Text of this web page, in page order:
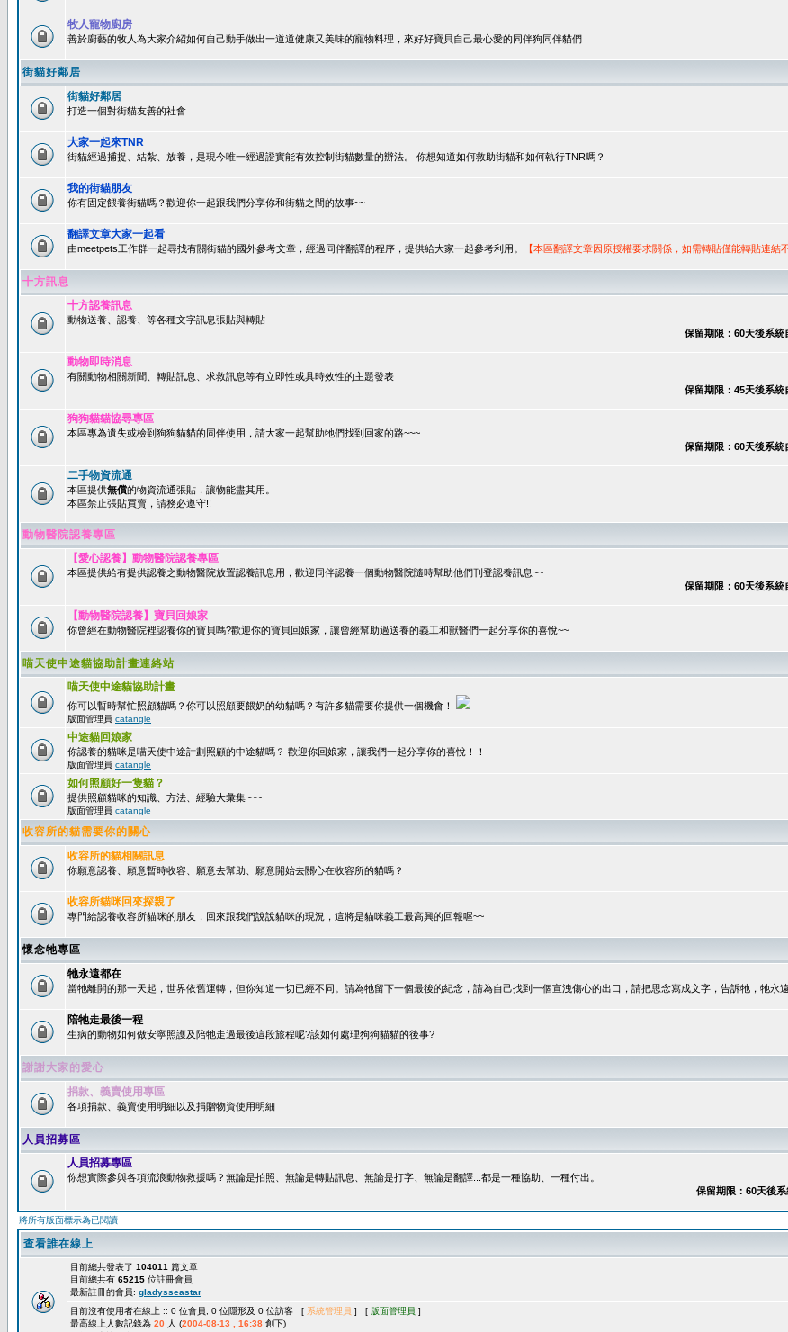
牧人寵物廚房
善於廚藝的牧人為大家介紹如何自己動手做出一道道健康又美味的寵物料理，來好好寶貝自己最心愛的同伴狗同伴貓們
街貓好鄰居
街貓好鄰居
打造一個對街貓友善的社會
大家一起來TNR
街貓經過捕捉、結紮、放養，是現今唯一經過證實能有效控制街貓數量的辦法。 你想知道如何救助街貓和如何執行TNR嗎？
我的街貓朋友
你有固定餵養街貓嗎？歡迎你一起跟我們分享你和街貓之間的故事~~
翻譯文章大家一起看
由meetpets工作群一起尋找有關街貓的國外參考文章，經過同伴翻譯的程序，提供給大家一起參考利用。 【本區翻譯文章因原授權要求關係，如需轉貼僅能轉貼連結
十方訊息
十方認養訊息
動物送養、認養、等各種文字訊息張貼與轉貼
保留期限：60天後系統自動刪
動物即時消息
有關動物相關新聞、轉貼訊息、求救訊息等有立即性或具時效性的主題發表
保留期限：45天後系統自動刪
狗狗貓貓協尋專區
本區專為遺失或檢到狗狗貓貓的同伴使用，請大家一起幫助牠們找到回家的路~~~
保留期限：60天後系統自動刪
二手物資流通
本區提供無償的物資流通張貼，讓物能盡其用。
本區禁止張貼買賣，請務必遵守!!
動物醫院認養專區
【愛心認養】動物醫院認養專區
本區提供給有提供認養之動物醫院放置認養訊息用，歡迎同伴認養一個動物醫院隨時幫助他們刊登認養訊息~~
保留期限：60天後系統自動刪
【動物醫院認養】寶貝回娘家
你曾經在動物醫院裡認養你的寶貝嗎?歡迎你的寶貝回娘家，讓曾經幫助過送養的義工和獸醫們一起分享你的喜悅~~
喵天使中途貓協助計畫連絡站
喵天使中途貓協助計畫
你可以暫時幫忙照顧貓嗎？你可以照顧要餵奶的幼貓嗎？有許多貓需要你提供一個機會！
版面管理員 catangle
中途貓回娘家
你認養的貓咪是喵天使中途計劃照顧的中途貓嗎？ 歡迎你回娘家，讓我們一起分享你的喜悅！！
版面管理員 catangle
如何照顧好一隻貓？
提供照顧貓咪的知識、方法、經驗大彙集~~~
版面管理員 catangle
收容所的貓需要你的關心
收容所的貓相關訊息
你願意認養、願意暫時收容、願意去幫助、願意開始去關心在收容所的貓嗎？
收容所貓咪回來探親了
專門給認養收容所貓咪的朋友，回來跟我們說說貓咪的現況，這將是貓咪義工最高興的回報喔~~
懷念牠專區
牠永遠都在
當牠離開的那一天起，世界依舊運轉，但你知道一切已經不同。請為牠留下一個最後的紀念，請為自己找到一個宣洩傷心的出口，請把思念寫成文字，告訴牠，牠永遠
陪牠走最後一程
生病的動物如何做安寧照護及陪牠走過最後這段旅程呢?該如何處理狗狗貓貓的後事?
謝謝大家的愛心
捐款、義賣使用專區
各項捐款、義賣使用明細以及捐贈物資使用明細
人員招募區
人員招募專區
你想實際參與各項流浪動物救援嗎？無論是拍照、無論是轉貼訊息、無論是打字、無論是翻譯...都是一種協助、一種付出。
保留期限：60天後系統自動
將所有版面標示為已閱讀
查看誰在線上
目前總共發表了 104011 篇文章
目前總共有 65215 位註冊會員
最新註冊的會員: gladysseastar
目前沒有使用者在線上 :: 0 位會員, 0 位隱形及 0 位訪客 [ 系統管理員 ] [ 版面管理員 ]
最高線上人數記錄為 20 人 (2004-08-13 , 16:38 創下)